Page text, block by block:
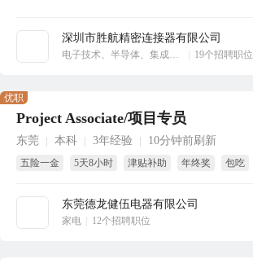
深圳市胜航精密连接器有限公司
电子技术、半导体、集成电路 19个招聘职位
立即沟通
Project Associate/项目专员
东莞 本科 3年经验 10分钟前刷新
五险一金 5天8小时 津贴补助 年终奖
包吃
东莞德龙健伍电器有限公司
家电 12个招聘职位
优职
立即沟通